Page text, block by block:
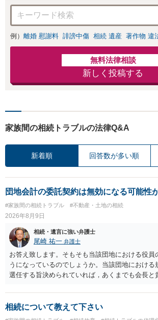
例） 離婚 慰謝料 誹謗中傷 相続 遺産 著作物 違
無料法律相談
新しく投稿する
家族間の相続トラブルの法律Q&A
新着順 回答数が多い順
団地会計の委託契約は無効になる可能性
#家族間の相続トラブル #不動産・土地の相続
2026年8月9日
相続・遺言に強い弁護士
尾崎 祐一 弁護士
お答え致します。そもそも当該団地における役員
うになっているのでしょうか。当該団地における
選任する旨決められていれば，あくまでも会長と
し，団地と貴殿との委託契約は有効に成立してい
ける役員の選任が会長の専権でできるのであれば
相続について教えて下さい